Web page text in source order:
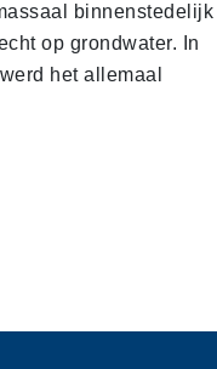
binnenstedelijk
op grondwater. In
het allemaal